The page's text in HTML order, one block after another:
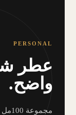
PERSONAL
عطر
واضح.
مجموعة 100مل واختبارات صغيرة قبل القرار.